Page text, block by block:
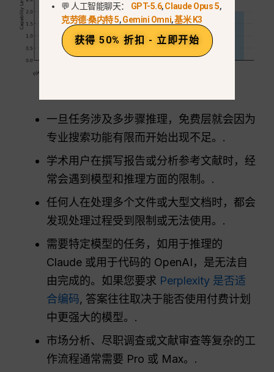
一旦任务涉及多步骤推理，免费层就会因为
专业搜索功能有限而开始出现不足。.
学术用户在撰写报告或分析参考文献时，经
常会遇到模型和推理方面的限制。.
任何人在处理多个文件或大型文档时，都会
发现处理过程受到限制或无法使用。.
需要特定模型的任务，如用于推理的
Claude 或用于代码的 OpenAI，是无法自
由完成的。如果您要求 Perplexity 是否适
合编码, 答案往往取决于能否使用付费计划
中更强大的模型。.
市场分析、尽职调查或文献审查等复杂的工
作流程通常需要 Pro 或 Max。.
💬 人工智能聊天： GPT-5.6,Claude Opus 5,
克劳德·桑内特 5,Gemini Omni,基米 K3
获得 50% 折扣 - 立即开始